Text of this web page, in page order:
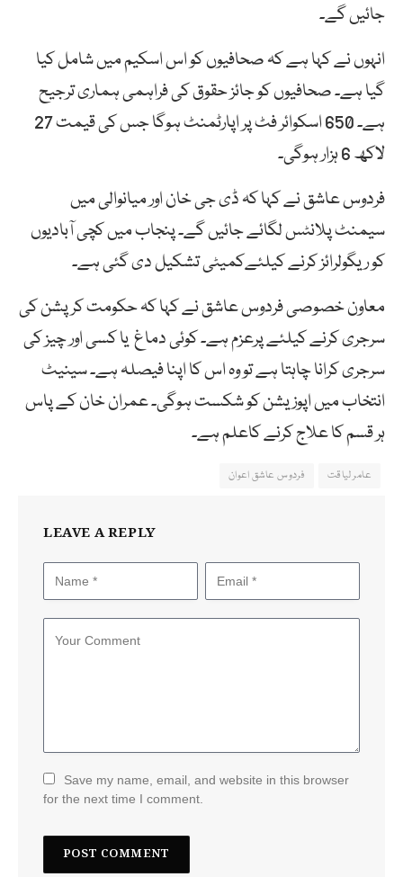
جائیں گے۔
انہوں نے کہا ہے کہ صحافیوں کو اس اسکیم میں شامل کیا
گیا ہے۔ صحافیوں کو جائز حقوق کی فراہمی ہماری ترجیح
ہے۔ 650 اسکوائر فٹ پر اپارٹمنٹ ہوگا جس کی قیمت 27
لاکھ 6 ہزار ہوگی۔
فردوس عاشق نے کہا کہ ڈی جی خان اور میانوالی میں
سیمنٹ پلانٹس لگائے جائیں گے۔ پنجاب میں کچی آبادیوں
کو ریگولرائز کرنے کیلئےکمیٹی تشکیل دی گئی ہے۔
معاون خصوصی فردوس عاشق نے کہا کہ حکومت کرپشن کی
سرجری کرنے کیلئے پرعزم ہے۔ کوئی دماغ یا کسی اور چیز کی
سرجری کرانا چاہتا ہے تو وہ اس کا اپنا فیصلہ ہے۔ سینیٹ
انتخاب میں اپوزیشن کو شکست ہوگی۔ عمران خان کے پاس
ہر قسم کا علاج کرنے کاعلم ہے۔
عامر لیاقت فردوس عاشق اعوان
LEAVE A REPLY
Save my name, email, and website in this browser
for the next time I comment.